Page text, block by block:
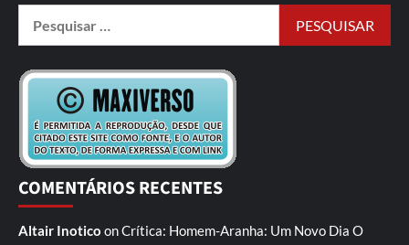
COMENTÁRIOS RECENTES
Altair Inotico onCrítica: Homem-Aranha: Um Novo Dia O